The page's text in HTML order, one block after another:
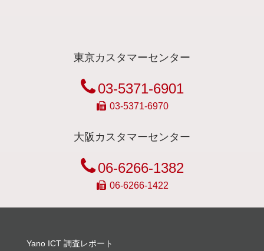
東京カスタマーセンター
03-5371-6901
03-5371-6970
大阪カスタマーセンター
06-6266-1382
06-6266-1422
Yano ICT 調査レポート